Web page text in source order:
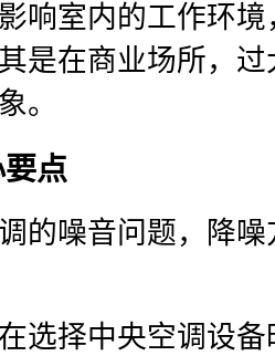
响室内的工作环
是在商业场所，
。
点
的噪音问题，降
选择中央空调设